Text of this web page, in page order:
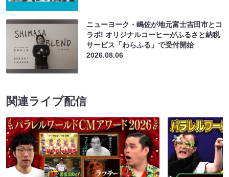
ニューヨーク・嶋佐が地元富士吉田市とコ
ラボ! オリジナルコーヒーがふるさと納税
サービス「わらふる」で受付開始
2026.08.06
関連ライブ配信